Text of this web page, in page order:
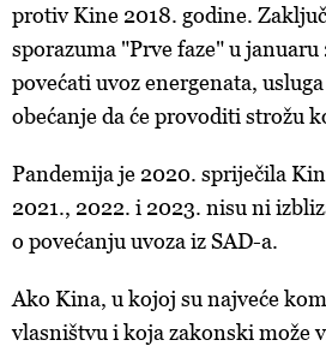
protiv Kine 2018. godine.
sporazuma "Prve faze" u
povećati uvoz energenata,
obećanje da će provoditi strožu
Pandemija je 2020. spriječila
2021., 2022. i 2023. nisu ni
o povećanju uvoza iz SAD-a.
Ako Kina, u kojoj su najveće
vlasništvu i koja zakonski može